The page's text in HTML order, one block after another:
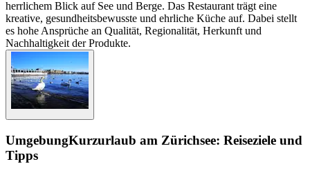
herrlichem Blick auf See und Berge. Das Restaurant trägt eine
kreative, gesundheitsbewusste und ehrliche Küche auf. Dabei stellt
es hohe Ansprüche an Qualität, Regionalität, Herkunft und
Nachhaltigkeit der Produkte.
UmgebungKurzurlaub am Zürichsee: Reiseziele und
Tipps